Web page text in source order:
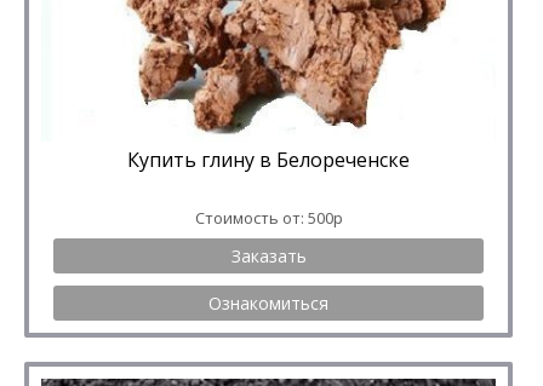
Купить глину в Белореченске
Стоимость от: 500р
Заказать
Ознакомиться